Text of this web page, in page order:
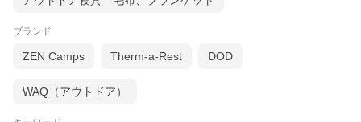
ブランド
ZEN Camps Therm-a-Rest DOD
WAQ（アウトドア）